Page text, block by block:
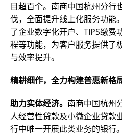
目超百个。南商中国杭州分行
伐，全面提升线上化服务功能
了企业数字化开户、TIPS缴费
程等功能，为客户服务提供了
与效率提升。
精耕细作，全力构建普惠新格
助力实体经济。 南商中国杭州
人经营性贷款及小微企业贷款
行中唯一开展此类业务的银行